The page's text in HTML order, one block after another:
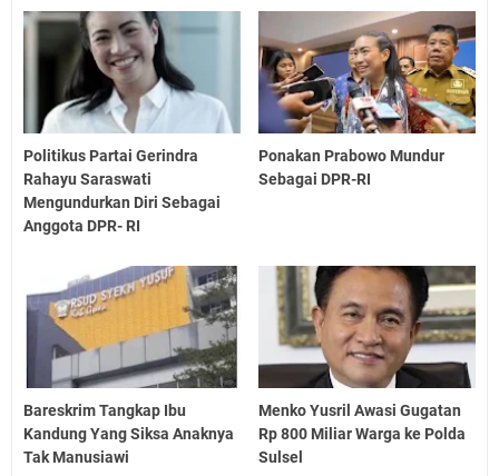
Politikus Partai Gerindra
Rahayu Saraswati
Mengundurkan Diri Sebagai
Anggota DPR- RI
Ponakan Prabowo Mundur
Sebagai DPR-RI
Bareskrim Tangkap Ibu
Kandung Yang Siksa Anaknya
Tak Manusiawi
Menko Yusril Awasi Gugatan
Rp 800 Miliar Warga ke Polda
Sulsel